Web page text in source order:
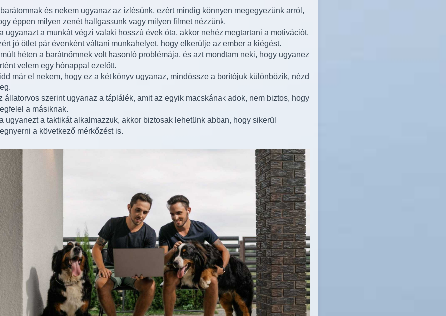
és nekem ugyanaz az ízlésünk, ezért mindig könnyen megegyezünk arról,
éppen milyen zenét hallgassunk vagy milyen filmet nézzünk.
ugyanazt a munkát végzi valaki hosszú évek óta, akkor nehéz megtartani a motivációt,
jó ötlet pár évenként váltani munkahelyet, hogy elkerülje az ember a kiégést.
héten a barátnőmnek volt hasonló problémája, és azt mondtam neki, hogy ugyanez
velem egy hónappal ezelőtt.
már el nekem, hogy ez a két könyv ugyanaz, mindössze a borítójuk különbözik, nézd
állatorvos szerint ugyanaz a táplálék, amit az egyik macskának adok, nem biztos, hogy
a másiknak.
ugyanezt a taktikát alkalmazzuk, akkor biztosak lehetünk abban, hogy sikerül
a következő mérkőzést is.